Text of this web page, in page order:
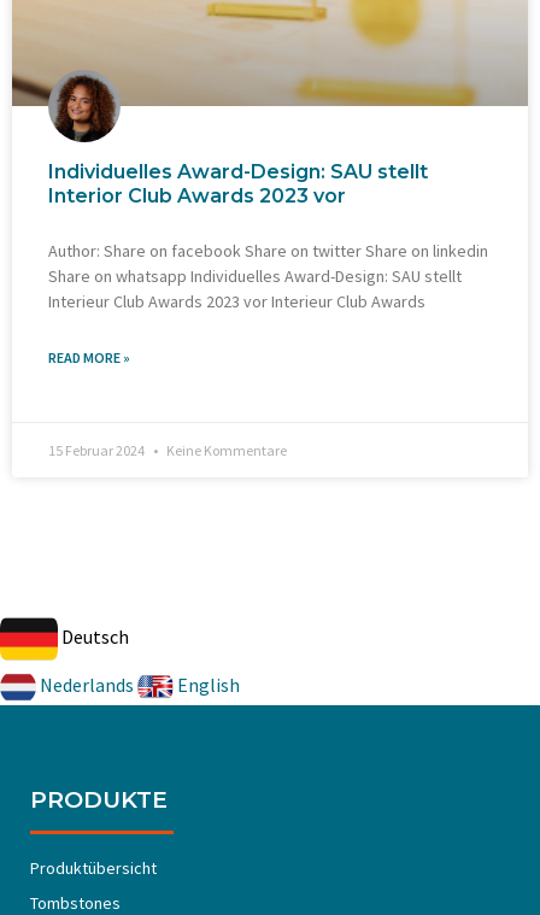
Individuelles Award-Design: SAU stellt
Interior Club Awards 2023 vor
Author: Share on facebook Share on twitter Share on linkedin
Share on whatsapp Individuelles Award-Design: SAU stellt
Interieur Club Awards 2023 vor Interieur Club Awards
READ MORE »
15 Februar 2024 Keine Kommentare
Deutsch
Nederlands English
PRODUKTE
Produktübersicht
Tombstones